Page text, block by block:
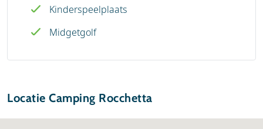
Kinderspeelplaats
Midgetgolf
Locatie Camping Rocchetta